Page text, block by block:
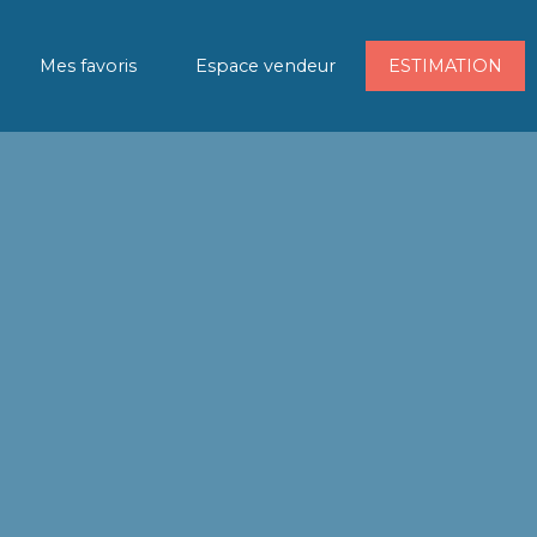
Mes favoris Espace vendeur ESTIMATION